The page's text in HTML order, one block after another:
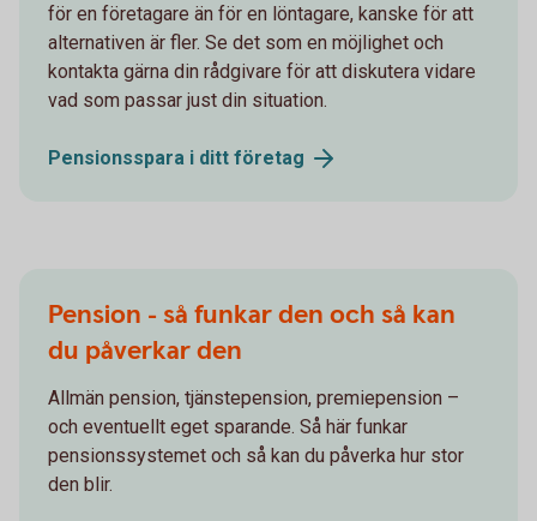
för en företagare än för en löntagare, kanske för att
alternativen är fler. Se det som en möjlighet och
kontakta gärna din rådgivare för att diskutera vidare
vad som passar just din situation.
Pensionsspara i ditt företag
Pension - så funkar den och så kan
du påverkar den
Allmän pension, tjänstepension, premiepension –
och eventuellt eget sparande. Så här funkar
pensionssystemet och så kan du påverka hur stor
den blir.